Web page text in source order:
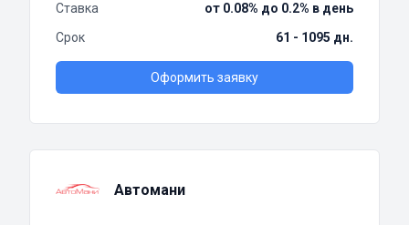
Ставка
от 0.08% до 0.2% в день
Срок
61 - 1095 дн.
Оформить заявку
Автомани